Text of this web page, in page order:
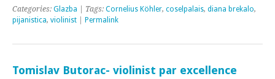
Categories: Glazba | Tags: Cornelius Köhler, coselpalais, diana brekalo,
pijanistica, violinist Permalink
Tomislav Butorac- violinist par excellence